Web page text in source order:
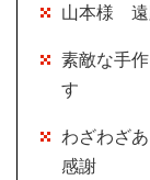
山本様 遠
素敵な手
す
わざわざ
感謝